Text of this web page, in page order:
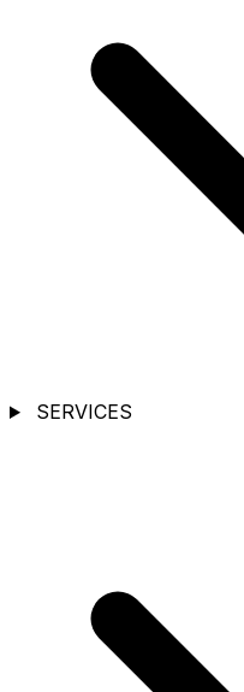
SERVICES